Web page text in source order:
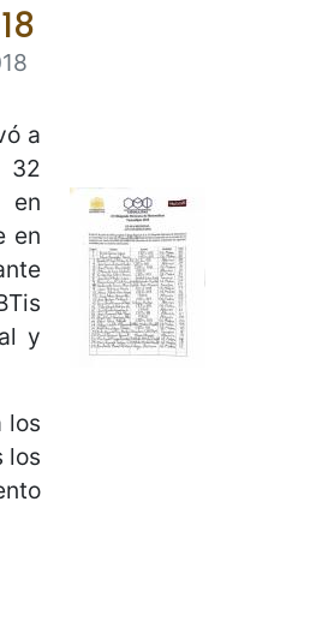
a
32
en
en
y
los
los